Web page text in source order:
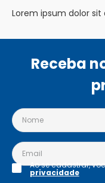
Lorem ipsum dolor
Receba
Ao se cadastrar,
privacidade